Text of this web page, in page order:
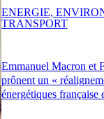
Emmanuel Macron et
prônent un «
énergétiques française
ENERGIE,
TRANSPORT